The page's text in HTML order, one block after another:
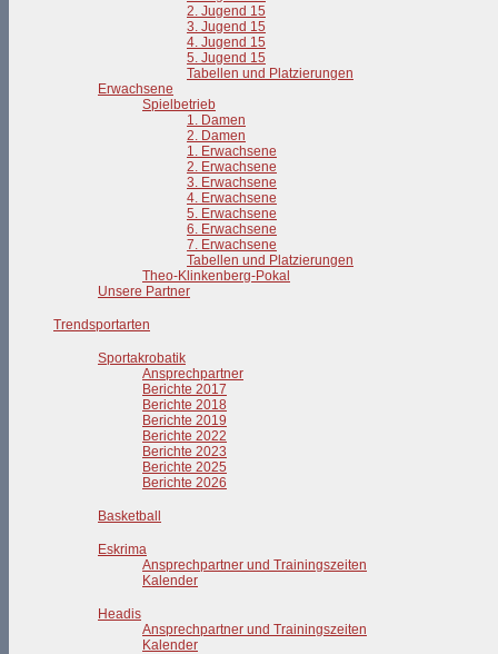
2. Jugend 15
3. Jugend 15
4. Jugend 15
5. Jugend 15
Tabellen und Platzierungen
Erwachsene
Spielbetrieb
1. Damen
2. Damen
1. Erwachsene
2. Erwachsene
3. Erwachsene
4. Erwachsene
5. Erwachsene
6. Erwachsene
7. Erwachsene
Tabellen und Platzierungen
Theo-Klinkenberg-Pokal
Unsere Partner
Trendsportarten
Sportakrobatik
Ansprechpartner
Berichte 2017
Berichte 2018
Berichte 2019
Berichte 2022
Berichte 2023
Berichte 2025
Berichte 2026
Basketball
Eskrima
Ansprechpartner und Trainingszeiten
Kalender
Headis
Ansprechpartner und Trainingszeiten
Kalender